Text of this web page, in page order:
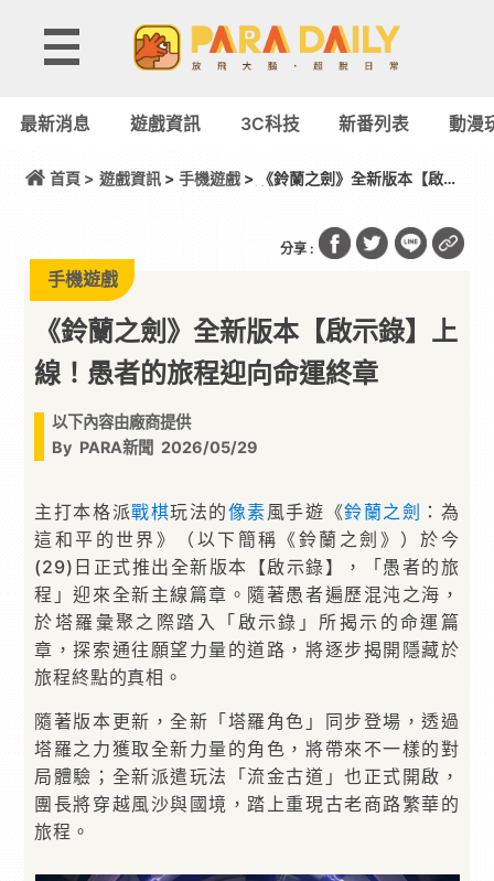
最新消息 遊戲資訊 3C科技 新番列表 動漫
首頁 > 遊戲資訊> 手機遊戲> 《鈴蘭之劍》全新版本【啟示
分享 :
手機遊戲
《鈴蘭之劍》全新版本【啟示錄】上
線！愚者的旅程迎向命運終章
以下內容由廠商提供
By PARA新聞 2026/05/29
主打本格派戰棋玩法的像素風手遊《鈴蘭之劍 ：為
這和平的世界》（以下簡稱《鈴蘭之劍》）於今
(29)日正式推出全新版本【啟示錄】，「愚者的旅
程」迎來全新主線篇章。隨著愚者遍歷混沌之海，
於塔羅彙聚之際踏入「啟示錄」所揭示的命運篇
章，探索通往願望力量的道路，將逐步揭開隱藏於
旅程終點的真相。
隨著版本更新，全新「塔羅角色」同步登場，透過
塔羅之力獲取全新力量的角色，將帶來不一樣的對
局體驗；全新派遣玩法「流金古道」也正式開啟，
團長將穿越風沙與國境，踏上重現古老商路繁華的
旅程。